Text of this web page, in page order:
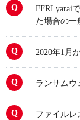
FFRI yarai
た場合の一
2020年1月
ランサムウ
ファイルレ